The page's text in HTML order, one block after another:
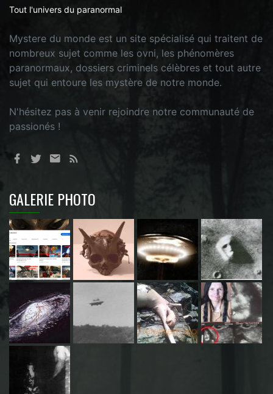
Tout l'univers du paranormal
Mystere du monde est un site spécialisé qui traitent de
nombreux sujet comme les ovni, les phénomères
paranormaux, dossiers criminels célèbres et tout autre
sujet qui entoure les mystère de notre monde.
N'hésitez pas à venir rejoindre notre communauté de
passionés !
GALERIE PHOTO